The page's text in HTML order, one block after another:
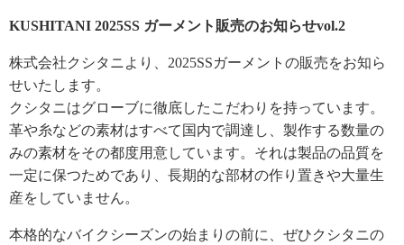
KUSHITANI 2025SS ガーメント販売のお知らせvol.2
株式会社クシタニより、2025SSガーメントの販売をお知ら
せいたします。
クシタニはグローブに徹底したこだわりを持っています。
革や糸などの素材はすべて国内で調達し、製作する数量の
みの素材をその都度用意しています。それは製品の品質を
一定に保つためであり、長期的な部材の作り置きや大量生
産をしていません。
本格的なバイクシーズンの始まりの前に、ぜひクシタニの